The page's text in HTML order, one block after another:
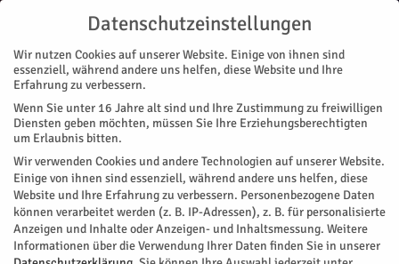
Start Stadtteile Jülich Viel Harmonie erlebt
STADTTEILE JÜLICH
Viel Harmonie erlebt
Einen Ausflug in die Philharmonie hatte die Musikschule der
Stadt Jülich für Kinder, Eltern und Lehrkräfte organisiert.
Von Stadt Jülich Juni 21, 2025 0
Datenschutzeinstellungen
Wir nutzen Cookies auf unserer Website. Einige von ihnen sind
essenziell, während andere uns helfen, diese Website und Ihre
Erfahrung zu verbessern.
Wenn Sie unter 16 Jahre alt sind und Ihre Zustimmung zu freiwilligen
Diensten geben möchten, müssen Sie Ihre Erziehungsberechtigten
um Erlaubnis bitten.
Wir verwenden Cookies und andere Technologien auf unserer Website.
Einige von ihnen sind essenziell, während andere uns helfen, diese
Website und Ihre Erfahrung zu verbessern. Personenbezogene Daten
können verarbeitet werden (z. B. IP-Adressen), z. B. für personalisierte
Anzeigen und Inhalte oder Anzeigen- und Inhaltsmessung. Weitere
Informationen über die Verwendung Ihrer Daten finden Sie in unserer